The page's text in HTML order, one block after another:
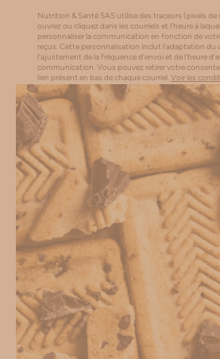
Nutrition & Santé SAS utilise des traceurs (pixels de
ouvrez ou cliquez dans les courriels et l’heure à
personnaliser la communication en fonction de
reçus. Cette personnalisation inclut l’adaptation du
l'ajustement de la fréquence d’envoi et de l’heure
communication. Vous pouvez retirer votre
lien présent en bas de chaque courriel.Voir les